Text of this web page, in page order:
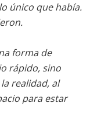
único que había.
forma de
rápido, sino
realidad, al
para estar